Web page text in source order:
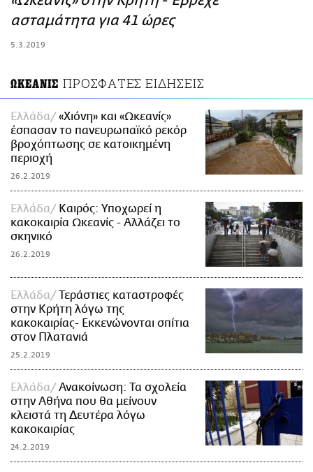
ΑΜΠΑ
ασταμάτητα για 41 ώρες
5.3.2019
ΩΚΕΑΝΙΣ ΠΡΟΣΦΑΤΕΣ ΕΙΔΗΣΕΙΣ
Ελλάδα
«Χιόνη» και «Ωκεανίς»
έσπασαν το πανευρωπαϊκό ρεκόρ
βροχόπτωσης σε κατοικημένη
περιοχή
26.2.2019
Ελλάδα
Καιρός: Υποχωρεί η
κακοκαιρία Ωκεανίς - Αλλάζει το
σκηνικό
26.2.2019
Ελλάδα
Τεράστιες καταστροφές
στην Κρήτη λόγω της
κακοκαιρίας- Εκκενώνονται σπίτια
στον Πλατανιά
25.2.2019
Ελλάδα
Ανακοίνωση: Τα σχολεία
στην Αθήνα που θα μείνουν
κλειστά τη Δευτέρα λόγω
κακοκαιρίας
24.2.2019